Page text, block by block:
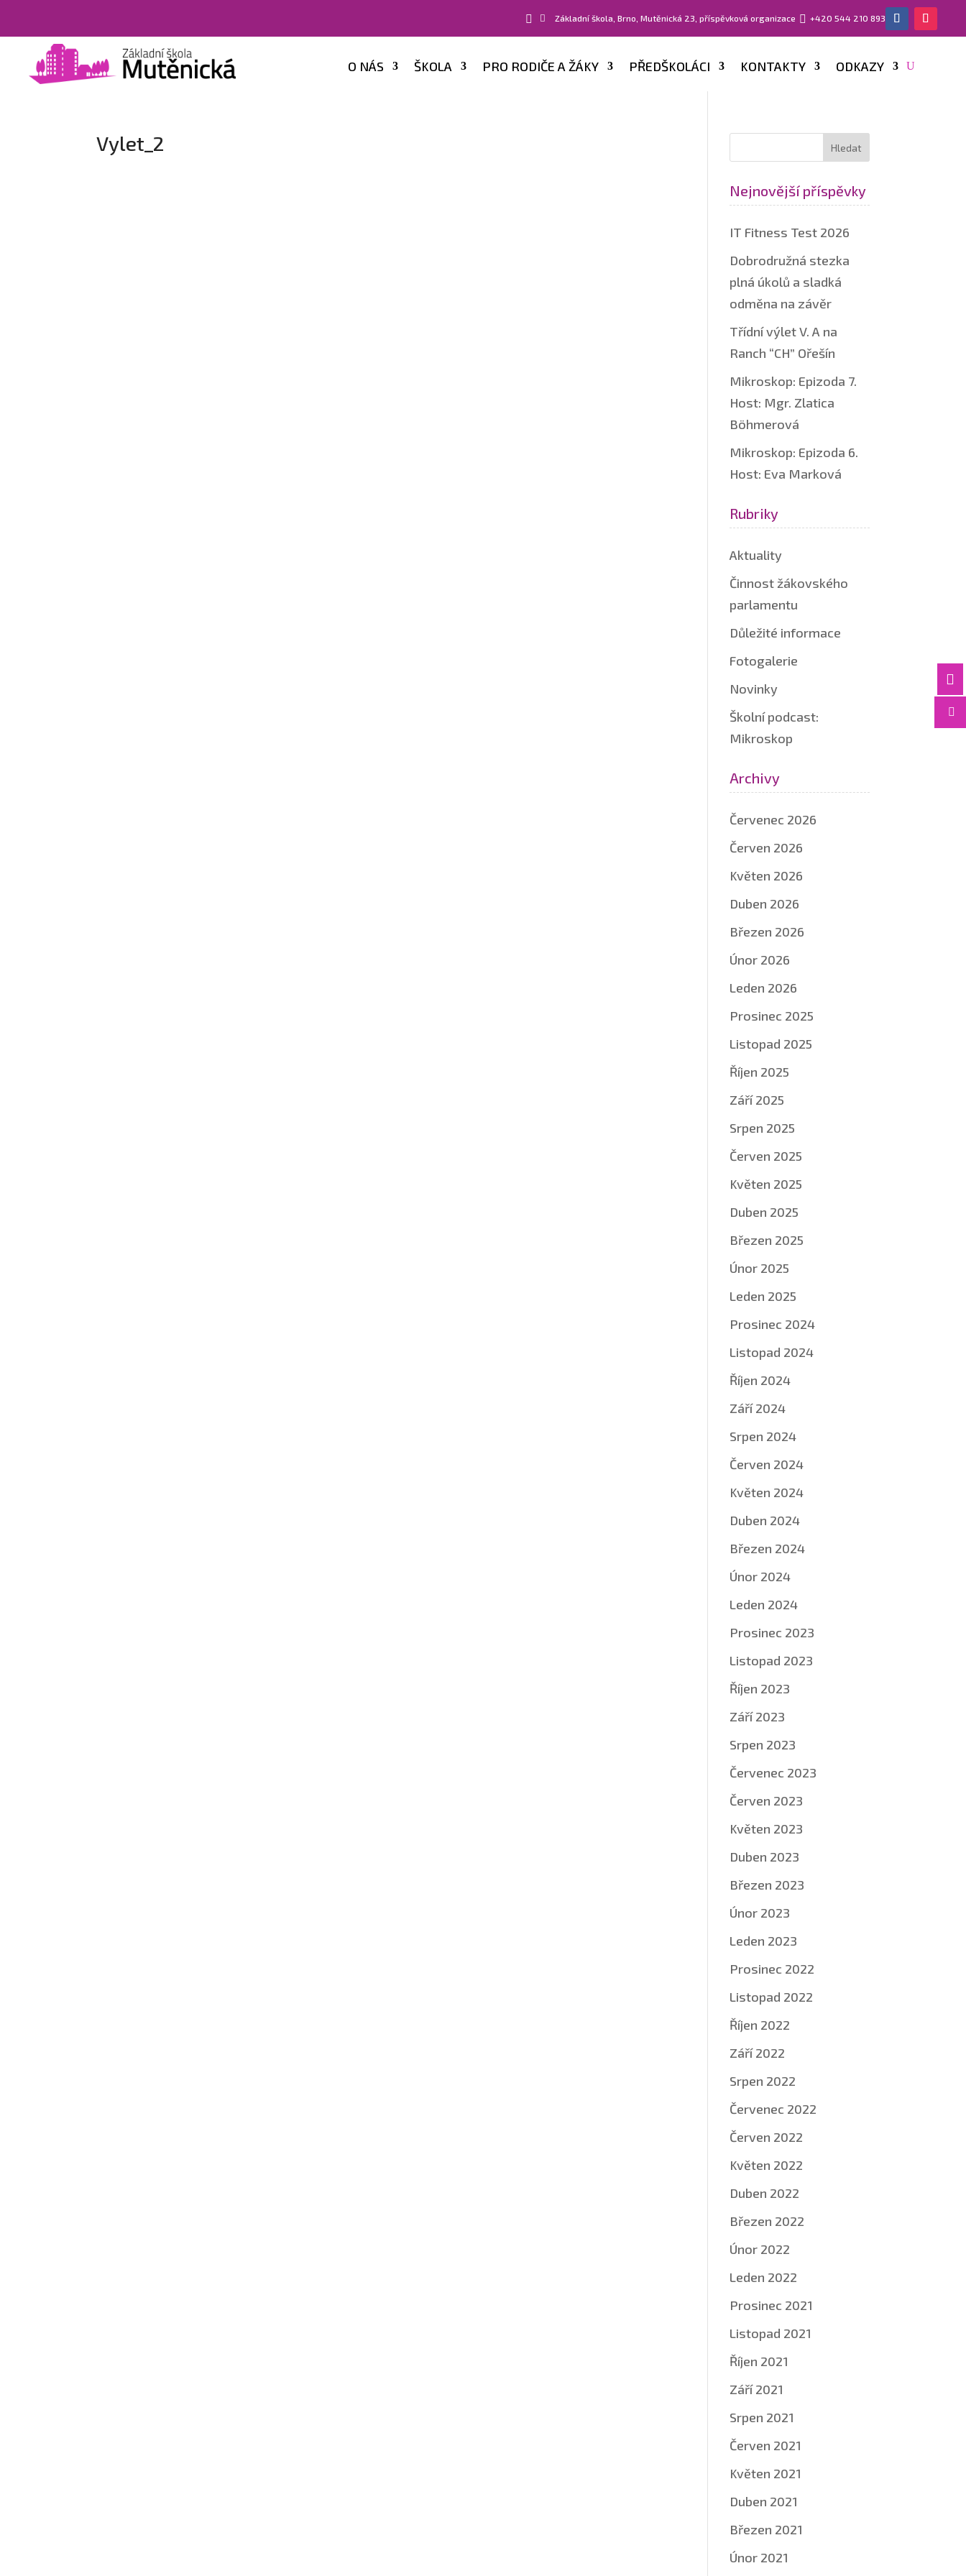
  Základní škola, Brno, Mutěnická 23, příspěvková organizace  +420 544 210 893
O NÁS ŠKOLA PRO RODIČE A ŽÁKY PŘEDŠKOLÁCI KONTAKTY ODKAZY


Vylet_2
Nejnovější příspěvky
IT Fitness Test 2026
Dobrodružná stezka
plná úkolů a sladká
odměna na závěr
Třídní výlet V. A na
Ranch “CH” Ořešín
Mikroskop: Epizoda 7.
Host: Mgr. Zlatica
Böhmerová
Mikroskop: Epizoda 6.
Host: Eva Marková
Rubriky
Aktuality
Činnost žákovského
parlamentu
Důležité informace
Fotogalerie
Novinky
Školní podcast:
Mikroskop
Archivy
Červenec 2026
Červen 2026
Květen 2026
Duben 2026
Březen 2026
Únor 2026
Leden 2026
Prosinec 2025
Listopad 2025
Říjen 2025
Září 2025
Srpen 2025
Červen 2025
Květen 2025
Duben 2025
Březen 2025
Únor 2025
Leden 2025
Prosinec 2024
Listopad 2024
Říjen 2024
Září 2024
Srpen 2024
Červen 2024
Květen 2024
Duben 2024
Březen 2024
Únor 2024
Leden 2024
Prosinec 2023
Listopad 2023
Říjen 2023
Září 2023
Srpen 2023
Červenec 2023
Červen 2023
Květen 2023
Duben 2023
Březen 2023
Únor 2023
Leden 2023
Prosinec 2022
Listopad 2022
Říjen 2022
Září 2022
Srpen 2022
Červenec 2022
Červen 2022
Květen 2022
Duben 2022
Březen 2022
Únor 2022
Leden 2022
Prosinec 2021
Listopad 2021
Říjen 2021
Září 2021
Srpen 2021
Červen 2021
Květen 2021
Duben 2021
Březen 2021
Únor 2021